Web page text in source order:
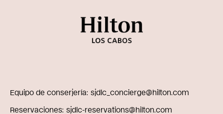
Equipo de conserjería sjdlc_concierge@hilton.com
Reservaciones sjdlc-reservations@hilton.com